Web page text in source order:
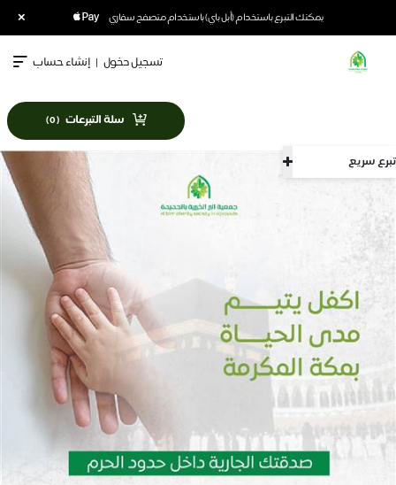
يمكنك التبرع باستخدام (أبل باي) باستخدام متصفح سفاري ×
تبرع سريع
تسجيل دخول | إنشاء حساب
سلة التبرعات (
0
)